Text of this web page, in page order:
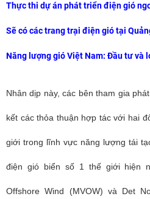
Thực thi dự án phát triển điện gió
Sẽ có các trang trại điện gió tại
Năng lượng gió Việt Nam: Đầu tư và
Nhân dịp này, các bên tham gia
kết các thỏa thuận hợp tác với hai
giới trong lĩnh vực năng lượng tái
điện gió biển số 1 thế giới hiện
Offshore Wind (MVOW) và Det